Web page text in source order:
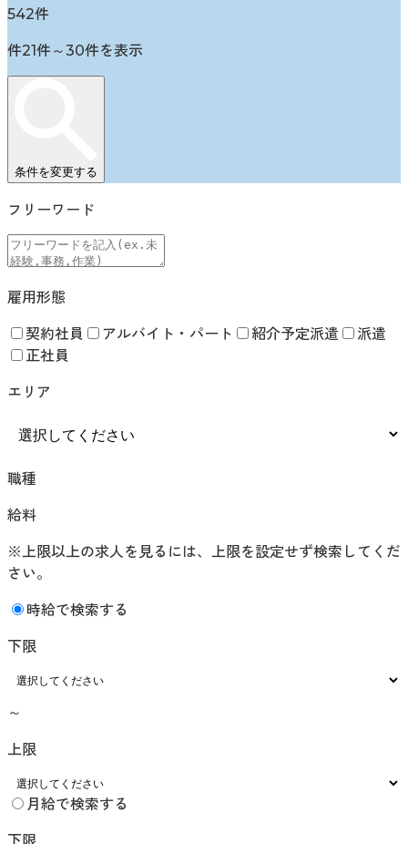
542件
件21件～30件を表示
条件を変更する
フリーワード
雇用形態
契約社員 アルバイト・パート 紹介予定派遣
派遣
正社員
エリア
職種
給料
※上限以上の求人を見るには、上限を設定せず検索してくだ
さい。
時給で検索する
下限
～
上限
月給で検索する